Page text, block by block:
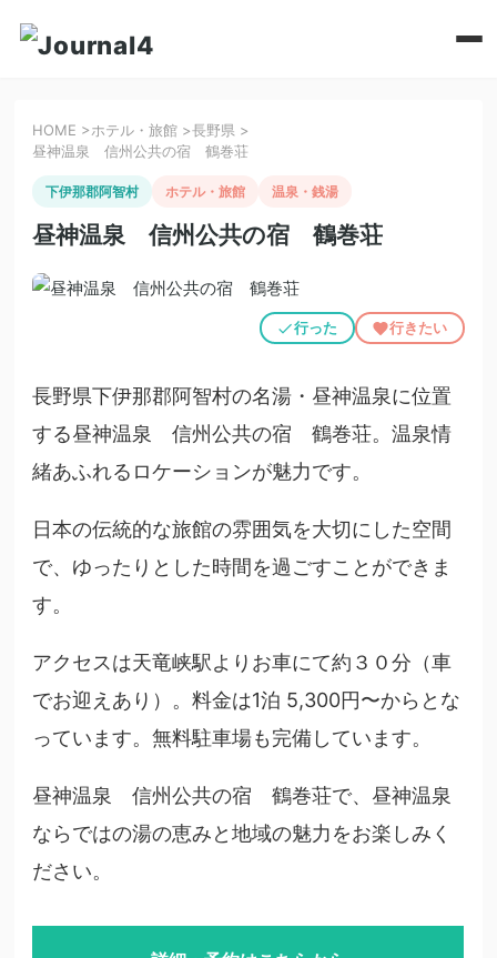
HOME >ホテル・旅館 >長野県 >
昼神温泉 信州公共の宿 鶴巻荘
下伊那郡阿智村 ホテル・旅館 温泉・銭湯
昼神温泉 信州公共の宿 鶴巻荘
行った 行きたい
長野県下伊那郡阿智村の名湯・昼神温泉に位置
する昼神温泉 信州公共の宿 鶴巻荘。温泉情
緒あふれるロケーションが魅力です。
日本の伝統的な旅館の雰囲気を大切にした空間
で、ゆったりとした時間を過ごすことができま
す。
アクセスは天竜峡駅よりお車にて約３０分（車
でお迎えあり）。料金は1泊 5,300円〜からとな
っています。無料駐車場も完備しています。
昼神温泉 信州公共の宿 鶴巻荘で、昼神温泉
ならではの湯の恵みと地域の魅力をお楽しみく
ださい。